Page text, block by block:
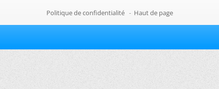
Politique de confidentialité - Haut de page